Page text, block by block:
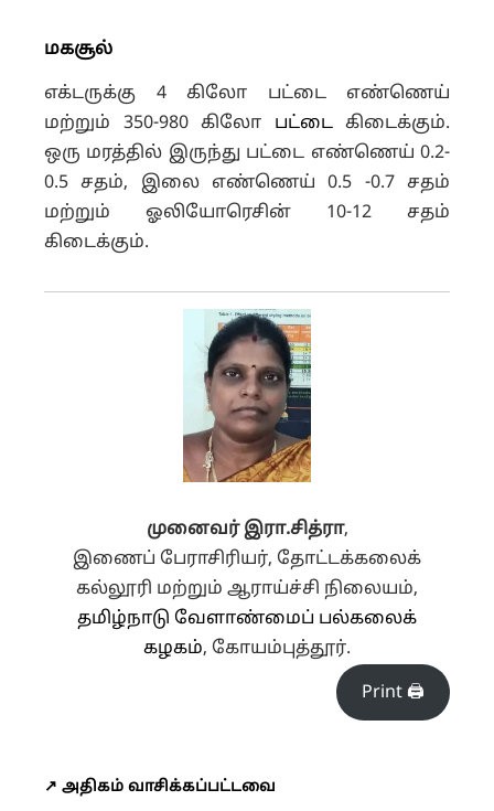
மகசூல்
எக்டருக்கு 4 கிலோ பட்டை எண்ணெய்
மற்றும் 350-980 கிலோ பட்டைகிடைக்கும்.
ஒரு மரத்தில் இருந்து பட்டை எண்ணெய் 0.2-
0.5 சதம், இலை எண்ணெய் 0.5 -0.7 சதம்
மற்றும் ஓலியோரெசின் 10-12 சதம்
கிடைக்கும்.
முனைவர் இரா.சித்ரா,
இணைப் பேராசிரியர், தோட்டக்கலைக்
கல்லூரி மற்றும் ஆராய்ச்சி நிலையம்,
தமிழ்நாடு வேளாண்மைப் பல்கலைக்
கழகம், கோயம்புத்தூர்.
Print 🖨
↗️ அதிகம் வாசிக்கப்பட்டவை